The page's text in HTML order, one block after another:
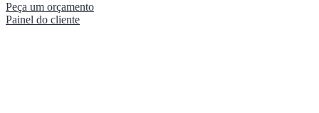
Peça um orçamento
Painel do cliente